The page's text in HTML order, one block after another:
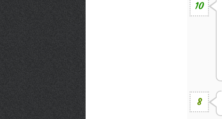
10
8